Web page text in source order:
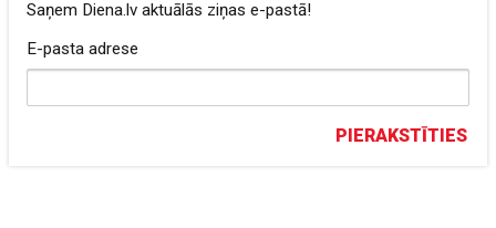
Saņem Diena.lv aktuālās ziņas e-pastā!
E-pasta adrese
PIERAKSTĪTIES